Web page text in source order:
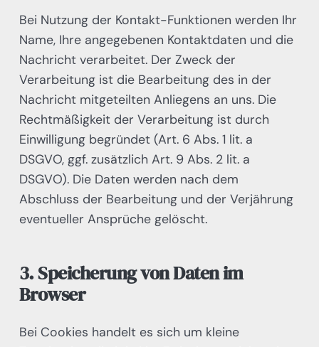
Bei Nutzung der Kontakt-Funktionen werden Ihr
Name, Ihre angegebenen Kontaktdaten und die
Nachricht verarbeitet. Der Zweck der
Verarbeitung ist die Bearbeitung des in der
Nachricht mitgeteilten Anliegens an uns. Die
Rechtmäßigkeit der Verarbeitung ist durch
Einwilligung begründet (Art. 6 Abs. 1 lit. a
DSGVO, ggf. zusätzlich Art. 9 Abs. 2 lit. a
DSGVO). Die Daten werden nach dem
Abschluss der Bearbeitung und der Verjährung
eventueller Ansprüche gelöscht.
3. Speicherung von Daten im
Browser
Bei Cookies handelt es sich um kleine